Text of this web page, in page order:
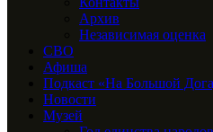
Архив
Независимая оценка
СВО
Афиша
Подкаст «На Большой
Новости
Музей